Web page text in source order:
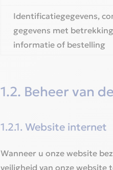
Identificatiegegevens,
gegevens met
informatie of bestelling‎
1.2. Beheer van
1.2.1. Website internet‎
‎Wanneer u onze website
veiligheid van onze website